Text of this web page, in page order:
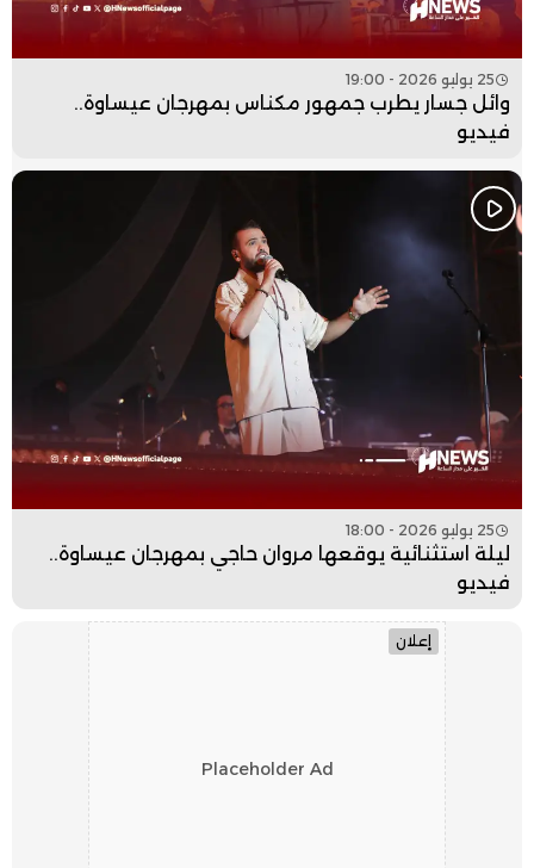
25 يوليو 2026 - 19:00
وائل جسار يطرب جمهور مكناس بمهرجان عيساوة..
فيديو
25 يوليو 2026 - 18:00
ليلة استثنائية يوقعها مروان حاجي بمهرجان عيساوة..
فيديو
إعلان
Placeholder Ad